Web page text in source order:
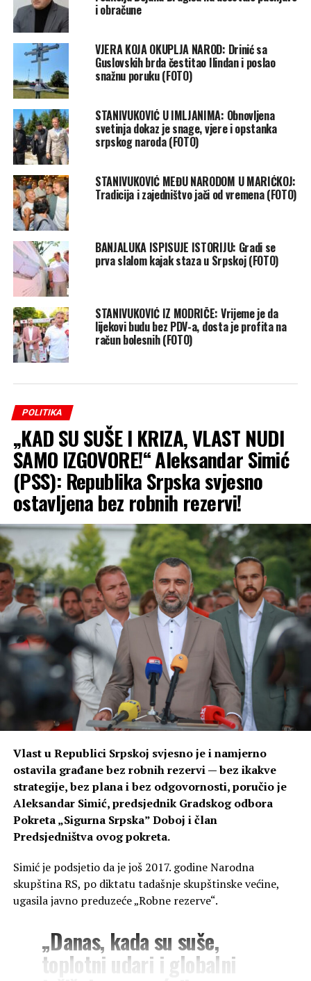
i obračune
VJERA KOJA OKUPLJA NAROD: Drinić sa
Guslovskih brda čestitao Ilindan i poslao
snažnu poruku (FOTO)
STANIVUKOVIĆ U IMLJANIMA: Obnovljena
svetinja dokaz je snage, vjere i opstanka
srpskog naroda (FOTO)
STANIVUKOVIĆ MEĐU NARODOM U MARIĆKOJ:
Tradicija i zajedništvo jači od vremena (FOTO)
BANJALUKA ISPISUJE ISTORIJU: Gradi se
prva slalom kajak staza u Srpskoj (FOTO)
STANIVUKOVIĆ IZ MODRIČE: Vrijeme je da
lijekovi budu bez PDV-a, dosta je profita na
račun bolesnih (FOTO)
POLITIKA
„KAD SU SUŠE I KRIZA, VLAST NUDI
SAMO IZGOVORE!“ Aleksandar Simić
(PSS): Republika Srpska svjesno
ostavljena bez robnih rezervi!
Vlast u Republici Srpskoj svjesno je i namjerno
ostavila građane bez robnih rezervi — bez ikakve
strategije, bez plana i bez odgovornosti, poručio je
Aleksandar Simić, predsjednik Gradskog odbora
Pokreta „Sigurna Srpska” Doboj i član
Predsjedništva ovog pokreta.
Simić je podsjetio da je još 2017. godine Narodna
skupština RS, po diktatu tadašnje skupštinske većine,
ugasila javno preduzeće „Robne rezerve“.
„Danas, kada su suše,
toplotni udari i globalni